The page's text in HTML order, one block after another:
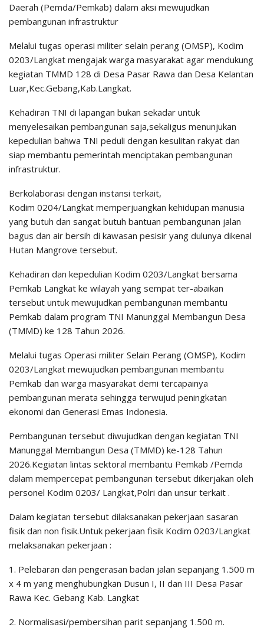
Daerah (Pemda/Pemkab) dalam aksi mewujudkan
pembangunan infrastruktur
Melalui tugas operasi militer selain perang (OMSP), Kodim
0203/Langkat mengajak warga masyarakat agar mendukung
kegiatan TMMD 128 di Desa Pasar Rawa dan Desa Kelantan
Luar,Kec.Gebang,Kab.Langkat.
Kehadiran TNI di lapangan bukan sekadar untuk
menyelesaikan pembangunan saja,sekaligus menunjukan
kepedulian bahwa TNI peduli dengan kesulitan rakyat dan
siap membantu pemerintah menciptakan pembangunan
infrastruktur.
Berkolaborasi dengan instansi terkait,
Kodim 0204/Langkat memperjuangkan kehidupan manusia
yang butuh dan sangat butuh bantuan pembangunan jalan
bagus dan air bersih di kawasan pesisir yang dulunya dikenal
Hutan Mangrove tersebut.
Kehadiran dan kepedulian Kodim 0203/Langkat bersama
Pemkab Langkat ke wilayah yang sempat ter-abaikan
tersebut untuk mewujudkan pembangunan membantu
Pemkab dalam program TNI Manunggal Membangun Desa
(TMMD) ke 128 Tahun 2026.
Melalui tugas Operasi militer Selain Perang (OMSP), Kodim
0203/Langkat mewujudkan pembangunan membantu
Pemkab dan warga masyarakat demi tercapainya
pembangunan merata sehingga terwujud peningkatan
ekonomi dan Generasi Emas Indonesia.
Pembangunan tersebut diwujudkan dengan kegiatan TNI
Manunggal Membangun Desa (TMMD) ke-128 Tahun
2026.Kegiatan lintas sektoral membantu Pemkab /Pemda
dalam mempercepat pembangunan tersebut dikerjakan oleh
personel Kodim 0203/ Langkat,Polri dan unsur terkait .
Dalam kegiatan tersebut dilaksanakan pekerjaan sasaran
fisik dan non fisik.Untuk pekerjaan fisik Kodim 0203/Langkat
melaksanakan pekerjaan :
1. Pelebaran dan pengerasan badan jalan sepanjang 1.500 m
x 4 m yang menghubungkan Dusun I, II dan III Desa Pasar
Rawa Kec. Gebang Kab. Langkat
2. Normalisasi/pembersihan parit sepanjang 1.500 m.